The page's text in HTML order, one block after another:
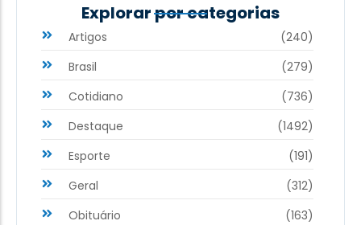
Explorar por categorias
Artigos
(240)
Brasil
(279)
Cotidiano
(736)
Destaque
(1492)
Esporte
(191)
Geral
(312)
Obituário
(163)